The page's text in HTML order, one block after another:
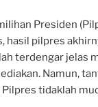
Presiden
hasil pilpres
terdengar jelas
Namun,
tidaklah